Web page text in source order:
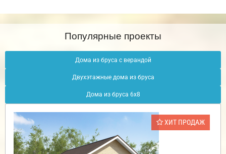
Популярные проекты
Дома из бруса с верандой
Двухэтажные дома из бруса
Дома из бруса 6х8
ХИТ ПРОДАЖ